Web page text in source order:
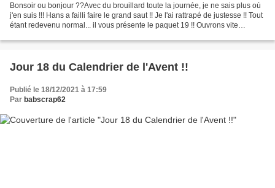
Bonsoir ou bonjour ??Avec du brouillard toute la journée, je ne sais plus où
j'en suis !!! Hans a failli faire le grand saut !! Je l'ai rattrapé de justesse !! Tout
étant redevenu normal... il vous présente le paquet 19 !! Ouvrons vite
Jour 18 du Calendrier de l'Avent !!
Publié le 18/12/2021 à 17:59
Par babscrap62